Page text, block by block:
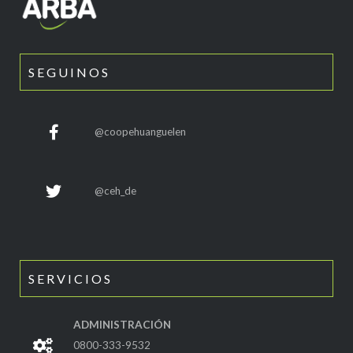
SEGUINOS
@coopehuanguelen
@ceh_de
SERVICIOS
ADMINISTRACIÓN
0800-333-9532